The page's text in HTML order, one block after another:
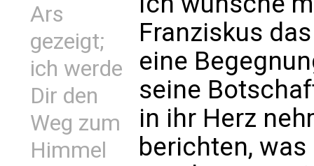
Ars
gezeigt;
ich werde
Dir den
Weg zum
Himmel
Franziskus
eine
seine
in ihr Herz
berichten,